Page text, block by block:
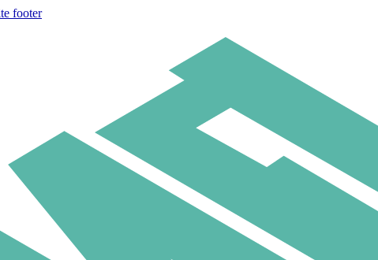
footer